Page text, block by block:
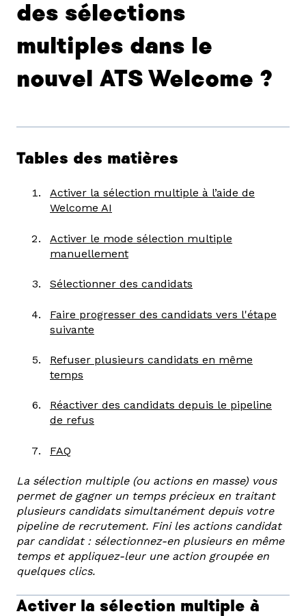
des sélections
multiples dans le
nouvel ATS Welcome ?
Tables des matières
Activer la sélection multiple à l’aide de
Welcome AI
Activer le mode sélection multiple
manuellement
Sélectionner des candidats
Faire progresser des candidats vers l'étape
suivante
Refuser plusieurs candidats en même
temps
Réactiver des candidats depuis le pipeline
de refus
FAQ
La sélection multiple (ou actions en masse) vous
permet de gagner un temps précieux en traitant
plusieurs candidats simultanément depuis votre
pipeline de recrutement. Fini les actions candidat
par candidat : sélectionnez-en plusieurs en même
temps et appliquez-leur une action groupée en
quelques clics.
Activer la sélection multiple à